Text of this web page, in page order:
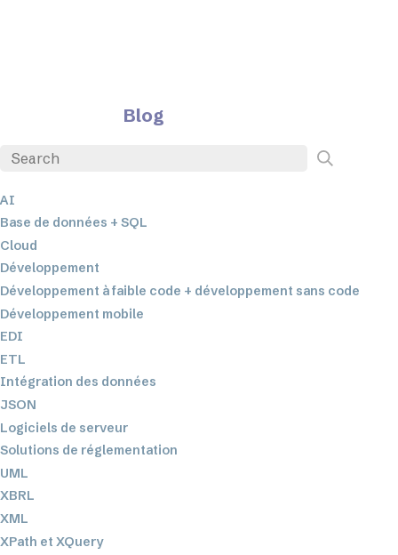
Blog
AI
Base de données + SQL
Cloud
Développement
Développement à faible code + développement sans code
Développement mobile
EDI
ETL
Intégration des données
JSON
Logiciels de serveur
Solutions de réglementation
UML
XBRL
XML
XPath et XQuery